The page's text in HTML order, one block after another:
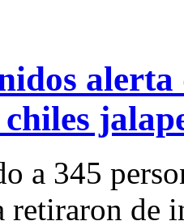
alerta
chiles
a 345
de